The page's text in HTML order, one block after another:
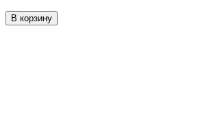
В корзину